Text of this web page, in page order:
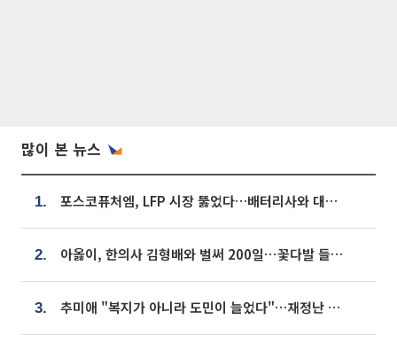
많이 본 뉴스
1. 포스코퓨처엠, LFP 시장 뚫었다…배터리사와 대규모 장기 공급 합의
2. 아옳이, 한의사 김형배와 벌써 200일⋯꽃다발 들고 "프러포즈 아냐"
3. 추미애 "복지가 아니라 도민이 늘었다"…재정난 책임론 정면돌파